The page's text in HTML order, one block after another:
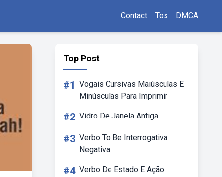
Contact Tos DMCA
Top Post
#1 Vogais Cursivas Maiúsculas E
Minúsculas Para Imprimir
#2 Vidro De Janela Antiga
#3 Verbo To Be Interrogativa
Negativa
#4 Verbo De Estado E Ação